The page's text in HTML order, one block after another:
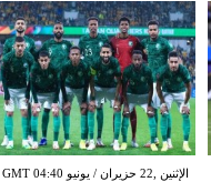
الإثنين ,22 حزيران / يونيو GMT 04:40